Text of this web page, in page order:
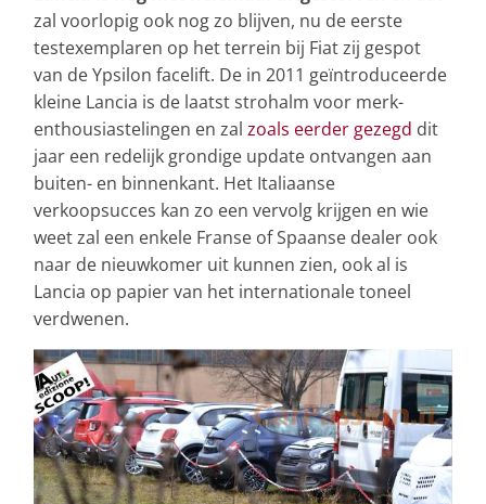
zal voorlopig ook nog zo blijven, nu de eerste
testexemplaren op het terrein bij Fiat zij gespot
van de Ypsilon facelift. De in 2011 geïntroduceerde
kleine Lancia is de laatst strohalm voor merk-
enthousiastelingen en zal zoals eerder gezegd dit
jaar een redelijk grondige update ontvangen aan
buiten- en binnenkant. Het Italiaanse
verkoopsucces kan zo een vervolg krijgen en wie
weet zal een enkele Franse of Spaanse dealer ook
naar de nieuwkomer uit kunnen zien, ook al is
Lancia op papier van het internationale toneel
verdwenen.